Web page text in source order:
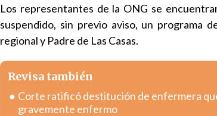
Los representantes de la ONG se
suspendido, sin previo aviso, un programa
regional y Padre de Las Casas.
Revisa también
Corte ratificó destitución de enfermera
gravemente enfermo